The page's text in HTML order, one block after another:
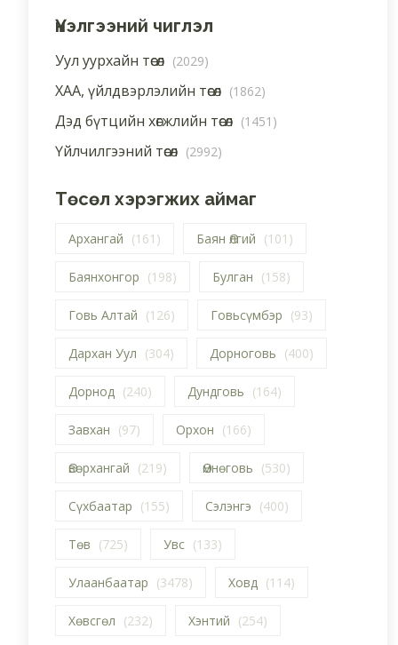
Үнэлгээний чиглэл
Уул уурхайн төсөл (2029)
ХАА, үйлдвэрлэлийн төсөл (1862)
Дэд бүтцийн хөгжлийн төсөл (1451)
Үйлчилгээний төсөл (2992)
Төсөл хэрэгжих аймаг
Архангай (161) Баян Өлгий (101)
Баянхонгор (198) Булган (158)
Говь Алтай (126) Говьсүмбэр (93)
Дархан Уул (304) Дорноговь (400)
Дорнод (240) Дундговь (164)
Завхан (97) Орхон (166)
Өвөрхангай (219) Өмнөговь (530)
Сүхбаатар (155) Сэлэнгэ (400)
Төв (725) Увс (133)
Улаанбаатар (3478) Ховд (114)
Хөвсгөл (232) Хэнтий (254)